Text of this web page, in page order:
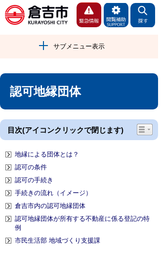
サブメニュー表示
認可地縁団体
目次(アイコンクリックで閉じます)
地縁による団体とは？
認可の条件
認可の手続き
手続きの流れ（イメージ）
倉吉市内の認可地縁団体
認可地縁団体が所有する不動産に係る登記の特
例
市民生活部 地域づくり支援課